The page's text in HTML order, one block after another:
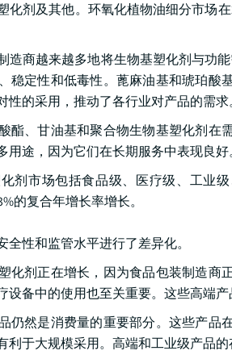
化剂及其他。环氧化植物油细分市场
造商越来越多地将生物基塑化剂与功
稳定性和低毒性。蓖麻油基和琥珀
的采用，推动了各行业对产品的需求
酯、甘油基和聚合物生物基塑化剂
用途，因为它们在长期服务中表现良
剂市场包括食品级、医疗级、工业
的复合年增长率增长。
性和监管水平进行了差异化。
化剂正在增长，因为食品包装制造
设备中的使用也至关重要。这些高端产
仍然是消费量的重要部分。这些产
利于大规模采用。高端和工业级产品的